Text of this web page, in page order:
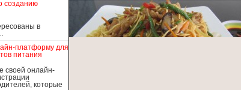
созданию
в
платформу для
питания
своей онлайн-
которые